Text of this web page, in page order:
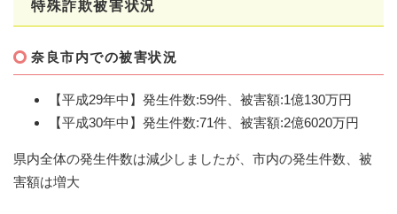
特殊詐欺被害状況
奈良市内での被害状況
【平成29年中】発生件数:59件、被害額:1億130万円
【平成30年中】発生件数:71件、被害額:2億6020万円
県内全体の発生件数は減少しましたが、市内の発生件数、被
害額は増大